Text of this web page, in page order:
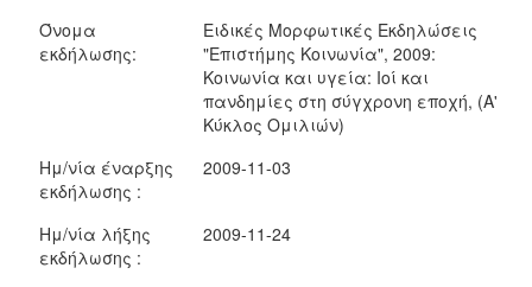
Όνομα
εκδήλωσης:
Ειδικές Μορφωτικές Εκδηλώσεις
"Επιστήμης Κοινωνία", 2009:
Κοινωνία και υγεία: Ioί και
πανδημίες στη σύγχρονη εποχή, (Α'
Κύκλος Ομιλιών)
Ημ/νία έναρξης
εκδήλωσης :
2009-11-03
Ημ/νία λήξης
εκδήλωσης :
2009-11-24